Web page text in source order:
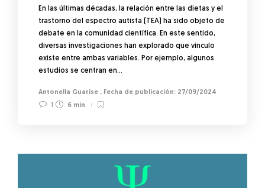
En las últimas décadas, la relación entre las dietas y el
trastorno del espectro autista (TEA) ha sido objeto de
debate en la comunidad científica. En este sentido,
diversas investigaciones han explorado que vínculo
existe entre ambas variables. Por ejemplo, algunos
estudios se centran en…
Antonella Guarise ,
27/09/2024
1
6 min